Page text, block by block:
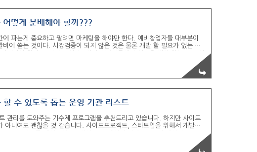
떻게 분배해야 할까???
파는게 중요하고 팔려면 마케팅을 해야만 한다. 예비창업자들 대부분이
에 쏟는 것이다. 시장검증이 되지 않은 것은 물론 개발 할 필요가 없는 제
볼 때는 개발과 마케팅에 써야 할 비용은 1 : 3 정도 되는 것 같다. 미안하
직원도 인건비를 줄 수 없다. 혼자서 시작하는 것을 추천한다. 한 명을 뽑
수 있도록 돕는 운영 기관 리스트
관리를 도와주는 기수제 프로그램을 추천드리고 있습니다. 하지만 사이드
아니여도 괜찮을 것 같습니다. 사이드프로젝트, 스타트업을 위해서 개발자
디(네이버 카페) 6. nomadproject(웹사이트) 7. 비긴메이트..
여 할 수 있는 사이드프로젝트 운영 기관은 많지 않습니다ㅠㅜ 내년에는